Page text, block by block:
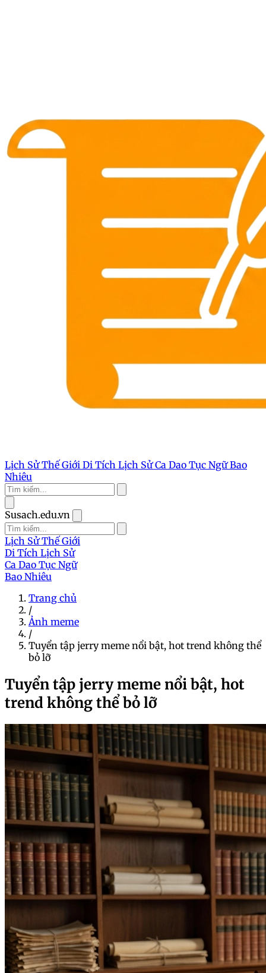
Lịch Sử Thế Giới Di Tích Lịch SửCa Dao Tục NgữBao
Nhiêu
Susach.edu.vn
Lịch Sử Thế Giới
Di Tích Lịch Sử
Ca Dao Tục Ngữ
Bao Nhiêu
Trang chủ
/
Ảnh meme
/
Tuyển tập jerry meme nổi bật, hot trend không thể
bỏ lỡ
Tuyển tập jerry meme nổi bật, hot
trend không thể bỏ lỡ